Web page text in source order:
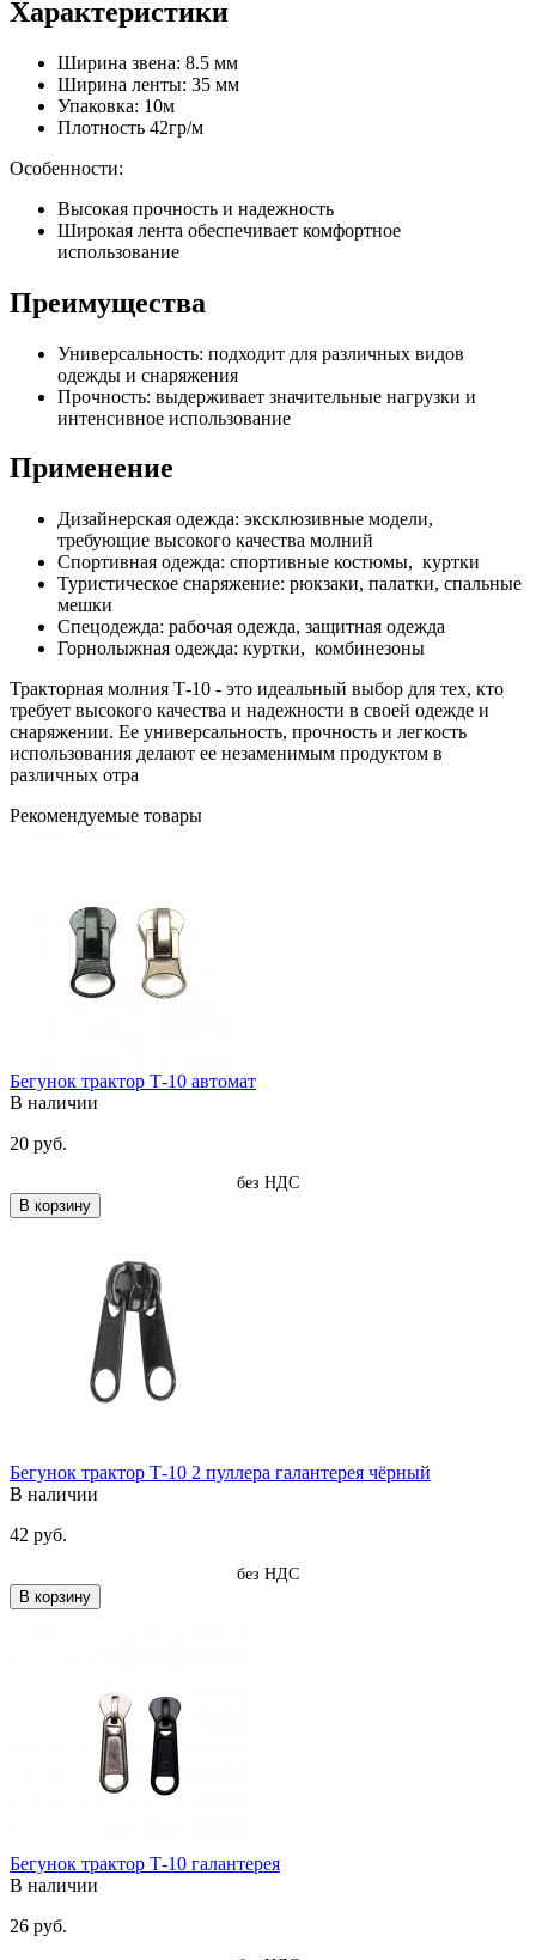
Характеристики
Ширина звена: 8.5 мм
Ширина ленты: 35 мм
Упаковка: 10м
Плотность 42гр/м
Особенности:
Высокая прочность и надежность
Широкая лента обеспечивает комфортное
использование
Преимущества
Универсальность: подходит для различных видов
одежды и снаряжения
Прочность: выдерживает значительные нагрузки и
интенсивное использование
Применение
Дизайнерская одежда: эксклюзивные модели,
требующие высокого качества молний
Спортивная одежда: спортивные костюмы, куртки
Туристическое снаряжение: рюкзаки, палатки, спальные
мешки
Спецодежда: рабочая одежда, защитная одежда
Горнолыжная одежда: куртки, комбинезоны
Тракторная молния Т-10 - это идеальный выбор для тех, кто
требует высокого качества и надежности в своей одежде и
снаряжении. Ее универсальность, прочность и легкость
использования делают ее незаменимым продуктом в
различных отра
Рекомендуемые товары
Бегунок трактор Т-10 автомат
В наличии
20 руб.
без НДС
В корзину
Бегунок трактор Т-10 2 пуллера галантерея чёрный
В наличии
42 руб.
без НДС
В корзину
Бегунок трактор Т-10 галантерея
В наличии
26 руб.